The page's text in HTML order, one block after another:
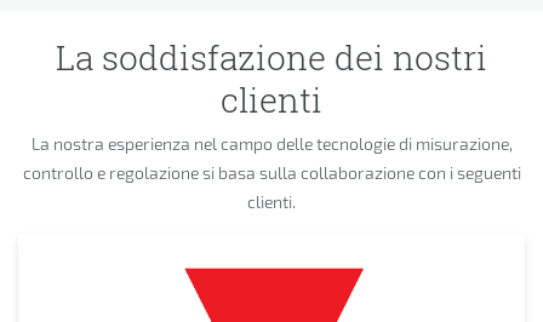
La soddisfazione dei nostri
clienti
La nostra esperienza nel campo delle tecnologie di misurazione,
controllo e regolazione si basa sulla collaborazione con i seguenti
clienti.